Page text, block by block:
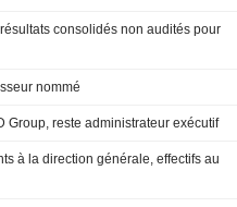
consolidés non audités pour
nommé
Group, reste administrateur exécutif
à la direction générale, effectifs au